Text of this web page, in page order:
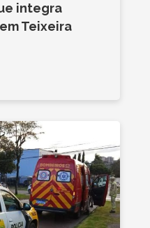
integra
Teixeira